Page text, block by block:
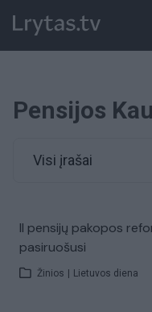
Pensijos
Visi įrašai
II pensijų pakopos
pasiruošusi
Žinios Lietuvos diena